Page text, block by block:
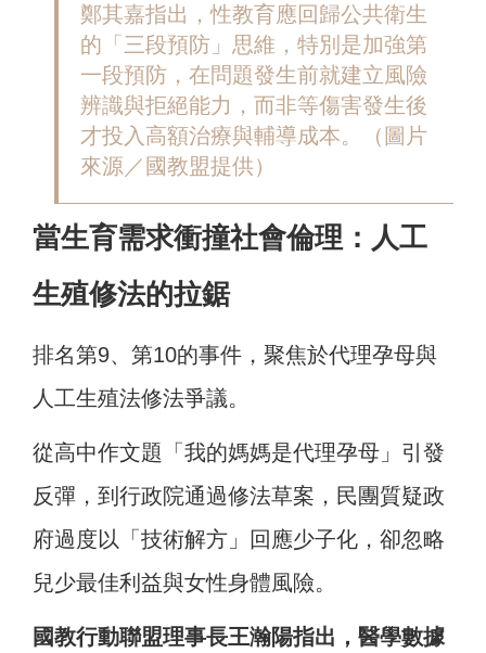
鄭其嘉指出，性教育應回歸公共衛生
的「三段預防」思維，特別是加強第
一段預防，在問題發生前就建立風險
辨識與拒絕能力，而非等傷害發生後
才投入高額治療與輔導成本。
（圖片
來源／國教盟提供）
當生育需求衝撞社會倫理：人工
生殖修法的拉鋸
排名第9、第10的事件，聚焦於代理孕母與
人工生殖法修法爭議。
從高中作文題「我的媽媽是代理孕母」引發
反彈，到行政院通過修法草案，民團質疑政
府過度以「技術解方」回應少子化，卻忽略
兒少最佳利益與女性身體風險。
國教行動聯盟理事長王瀚陽指出，醫學數據